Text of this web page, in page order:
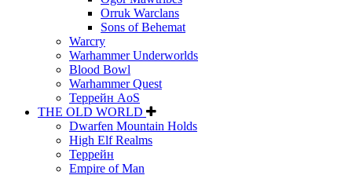
Orruk Warclans
Sons of Behemat
Warcry
Warhammer Underworlds
Blood Bowl
Warhammer Quest
Террейн AoS
THE OLD WORLD
Dwarfen Mountain Holds
High Elf Realms
Террейн
Empire of Man